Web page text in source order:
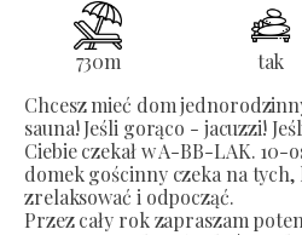
730m
tak
Chcesz mieć dom
sauna! Jeśli gorąco - jacuzzi!
Ciebie czekał w A-BB-LAK.
domek gościnny czeka na
zrelaksować i odpocząć.
Przez cały rok zapraszam